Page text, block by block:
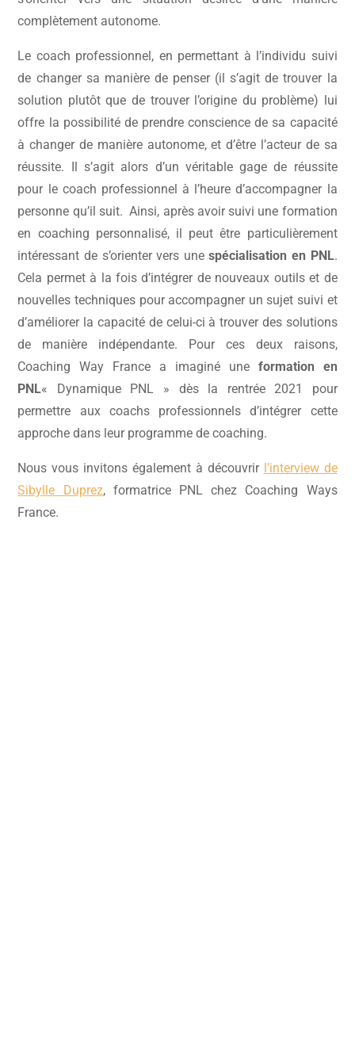
complètement autonome.
Le coach professionnel, en permettant à l’individu suivi
de changer sa manière de penser (il s’agit de trouver la
solution plutôt que de trouver l’origine du problème) lui
offre la possibilité de prendre conscience de sa capacité
à changer de manière autonome, et d’être l’acteur de sa
réussite. Il s’agit alors d’un véritable gage de réussite
pour le coach professionnel à l’heure d’accompagner la
personne qu’il suit.Ainsi, après avoir suivi une formation
en coaching personnalisé, il peut être particulièrement
intéressant de s’orienter vers unespécialisation en PNL.
Cela permet à la fois d’intégrer de nouveaux outils et de
nouvelles techniques pour accompagner un sujet suivi et
d’améliorer la capacité de celui-ci à trouver des solutions
de manière indépendante. Pour ces deux raisons,
Coaching Way France a imaginé une formation en
PNL« Dynamique PNL » dès la rentrée 2021 pour
permettre aux coachs professionnels d’intégrer cette
approche dans leur programme de coaching.
Nous vous invitons également à découvrir l’interview de
Sibylle Duprez, formatrice PNL chez Coaching Ways
France.